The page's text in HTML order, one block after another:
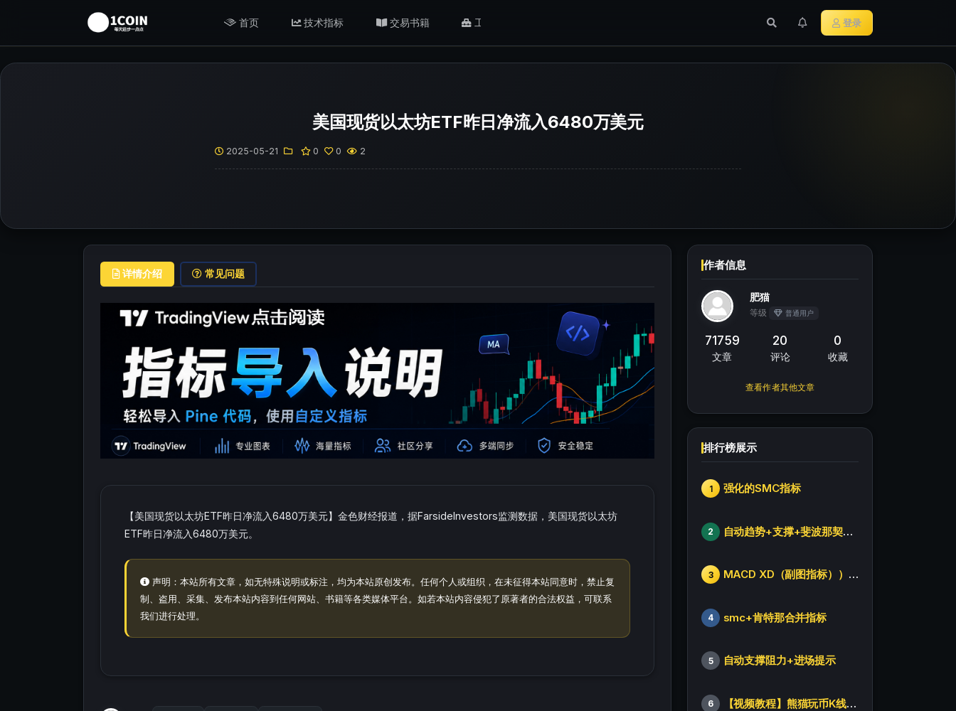
首页 技术指标 交易书籍 工具/返佣 登录
美国现货以太坊ETF昨日净流入6480万美元
2025-05-21 0 0 2
详情介绍 常见问题
【美国现货以太坊ETF昨日净流入6480万美元】金色财经报道，据FarsideInvestors监测数据，美国现货以太坊
ETF昨日净流入6480万美元。
声明：本站所有文章，如无特殊说明或标注，均为本站原创发布。任何个人或组织，在未征得本站同意时，禁止复
制、盗用、采集、发布本站内容到任何网站、书籍等各类媒体平台。如若本站内容侵犯了原著者的合法权益，可联系
我们进行处理。
作者信息
肥猫
等级 普通用户
71759
文章
20
评论
0
收藏
查看作者其他文章
排行榜展示
1 强化的SMC指标
2 自动趋势+支撑+斐波那契+箱体
3 MACD XD（副图指标））修改版
4 smc+肯特那合并指标
5 自动支撑阻力+进场提示
6 【视频教程】熊猫玩币K线后的秘密（全集）